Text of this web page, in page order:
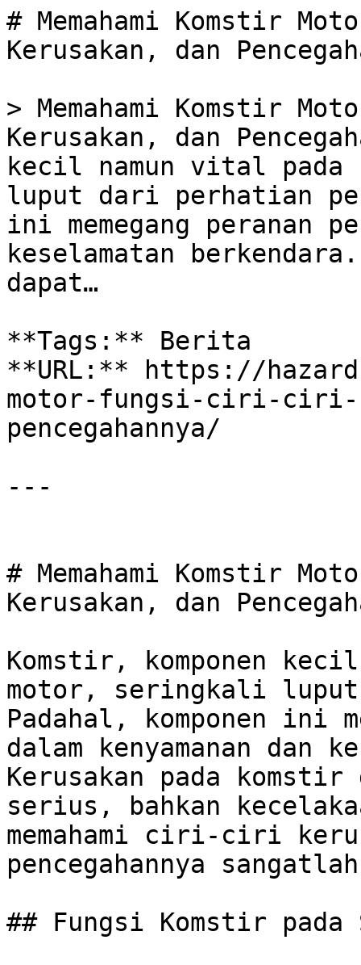
# Memahami Komstir
Kerusakan, dan
> Memahami Komstir
Kerusakan, dan
kecil namun vital pada
luput dari perhatian
ini memegang peranan
keselamatan
dapat…
**Tags:** Berita
**URL:** https://
motor-fungsi-ciri-ciri-
pencegahannya/
---
# Memahami Komstir
Kerusakan, dan
Komstir, komponen
motor, seringkali luput
Padahal, komponen ini
dalam kenyamanan dan
Kerusakan pada komstir
serius, bahkan
memahami ciri-ciri
pencegahannya
## Fungsi Komstir pada